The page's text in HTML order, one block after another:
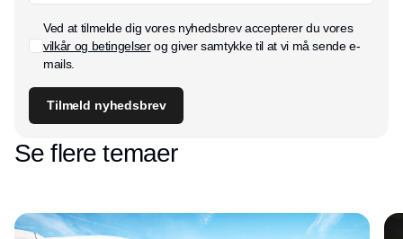
Ved at tilmelde dig vores nyhedsbrev accepterer du vores
vilkår og betingelserog giver samtykke til at vi må sende e-
mails.
Tilmeld nyhedsbrev
Se flere temaer